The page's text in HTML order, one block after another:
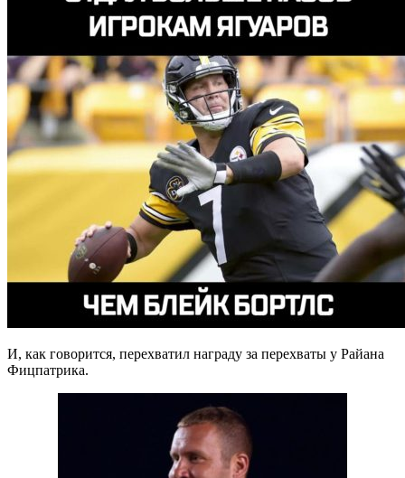
И, как говорится, перехватил награду за перехваты у Райана
Фицпатрика.